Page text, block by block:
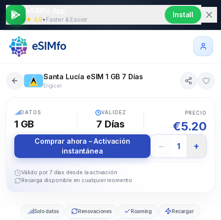
★ 4.9• Faster & Easier
Install
Santa Lucía eSIM 1 GB 7 Días
Digicel
DATOS
1 GB
VALIDEZ
7 Días
PRECIO
€5.20
Comprar ahora – Activación
instantánea
− 1 +
Válido por 7 días desde la activación
Recarga disponible en cualquier momento
Solo datos Renovaciones Roaming Recargar